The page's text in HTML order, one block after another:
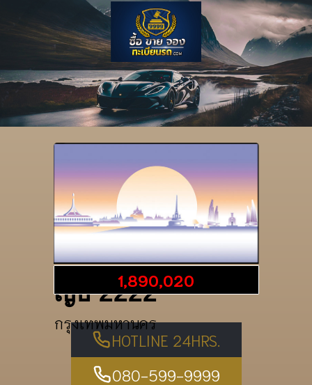
รายละเอียดป้าย
ญธ 2222
กรุงเทพมหานคร
1,890,020
HOTLINE 24HRS.
080-599-9999